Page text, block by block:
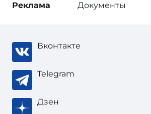
Реклама Документы
Вконтакте
Telegram
Дзен